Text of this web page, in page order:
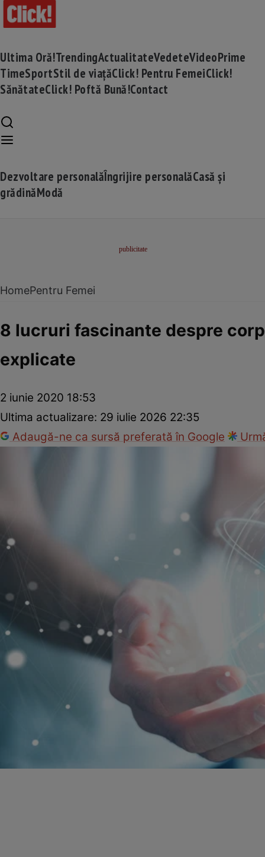
Ultima Oră!TrendingActualitateVedeteVideoPrime
TimeSportStil de viațăClick! Pentru FemeiClick!
SănătateClick! Poftă Bună!Contact
Dezvoltare personalăÎngrijire personalăCasă și
grădinăModă
HomePentru Femei
8 lucruri fascinante despre
explicate
2 iunie 2020 18:53
Ultima actualizare: 29 iulie 2026 22:35
Adaugă-ne ca sursă preferată în Google